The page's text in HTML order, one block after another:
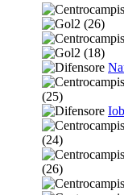
2 (26)
2 (18)
(25)
(24)
(26)